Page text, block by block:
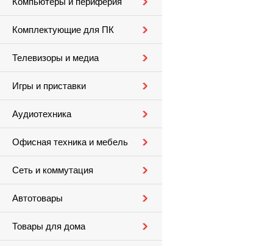
Комплектующие для ПК
Телевизоры и медиа
Игры и приставки
Аудиотехника
Офисная техника и мебель
Сеть и коммутация
Автотовары
Товары для дома